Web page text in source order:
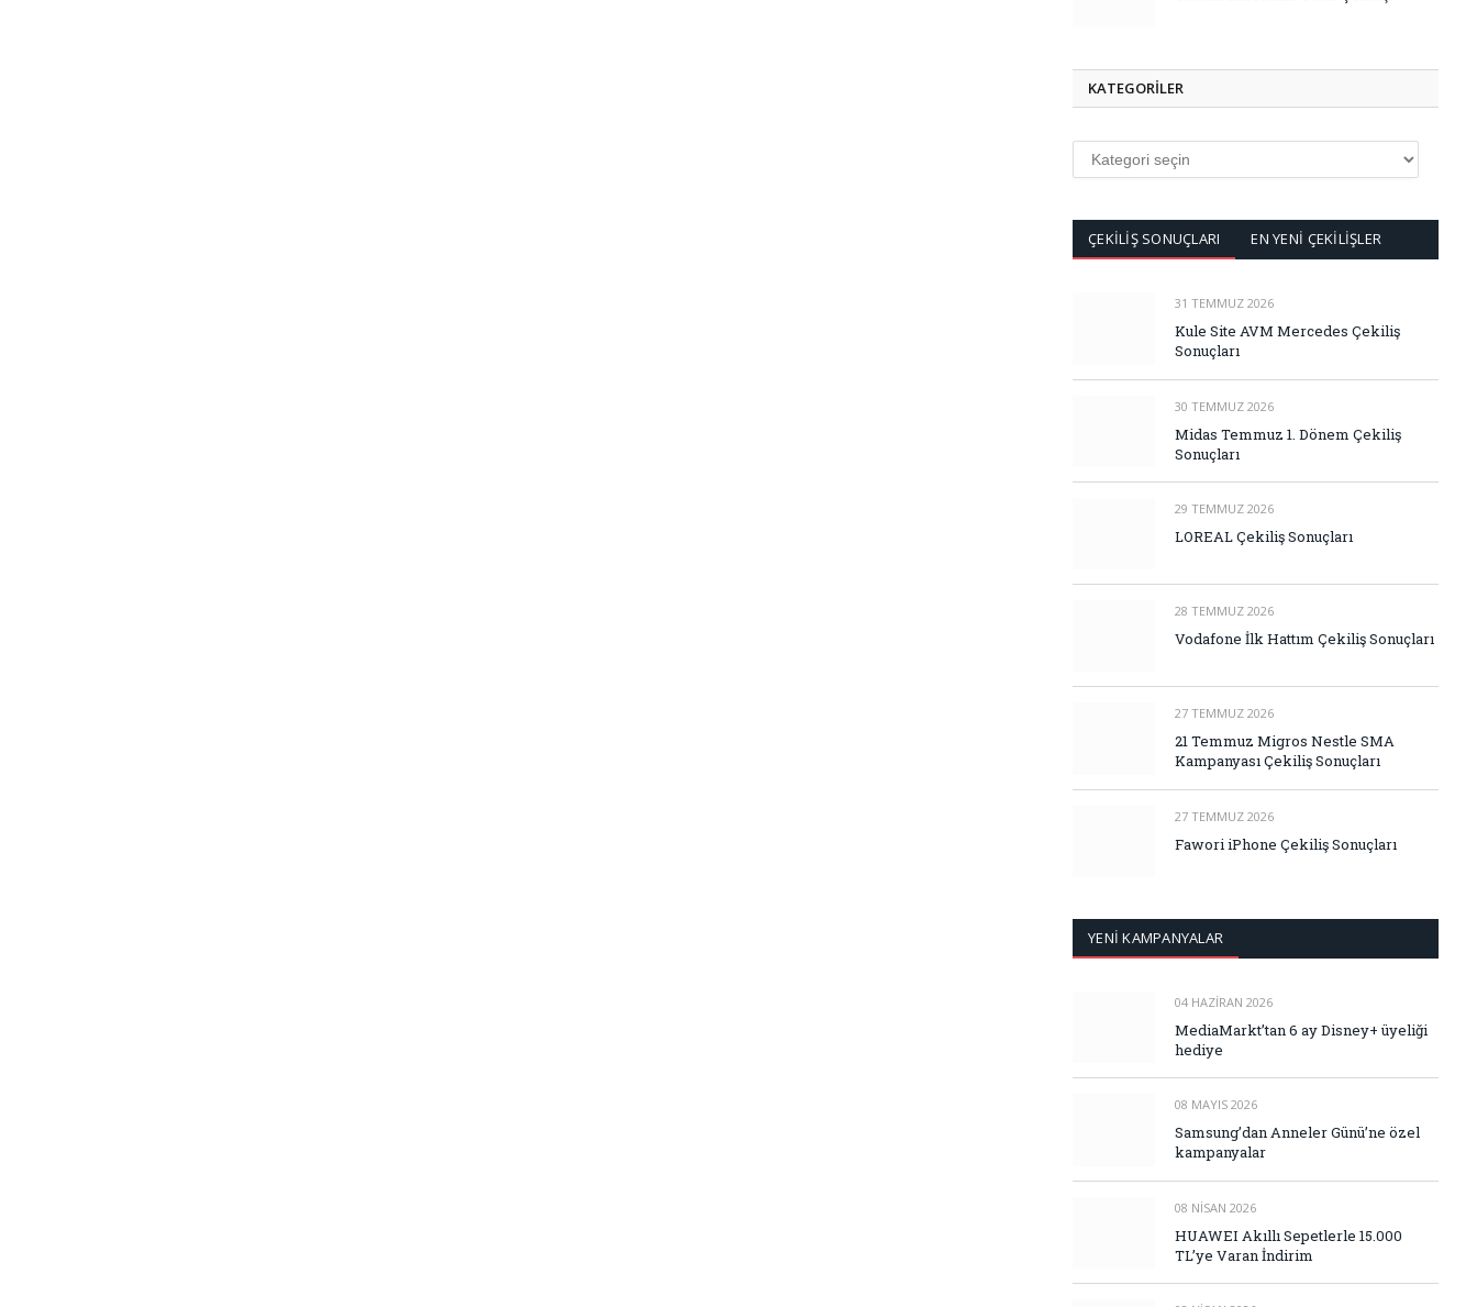
KATEGORİLER
KATEGORİLER
ÇEKİLİŞ SONUÇLARI EN YENİ ÇEKİLİŞLER
31 TEMMUZ 2026
Kule Site AVM Mercedes Çekiliş
Sonuçları
30 TEMMUZ 2026
Midas Temmuz 1. Dönem Çekiliş
Sonuçları
29 TEMMUZ 2026
LOREAL Çekiliş Sonuçları
28 TEMMUZ 2026
Vodafone İlk Hattım Çekiliş Sonuçları
27 TEMMUZ 2026
21 Temmuz Migros Nestle SMA
Kampanyası Çekiliş Sonuçları
27 TEMMUZ 2026
Fawori iPhone Çekiliş Sonuçları
YENİ KAMPANYALAR
04 HAZIRAN 2026
MediaMarkt’tan 6 ay Disney+ üyeliği
hediye
08 MAYIS 2026
Samsung’dan Anneler Günü’ne özel
kampanyalar
08 NISAN 2026
HUAWEI Akıllı Sepetlerle 15.000
TL’ye Varan İndirim